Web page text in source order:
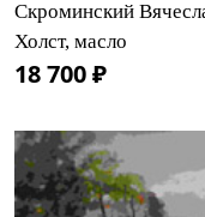
Скроминский
Холст, масло
18 700 ₽